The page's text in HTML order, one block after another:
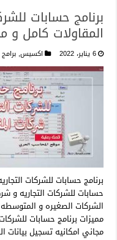
برنامج حسابات
المقاولات كامل و
6 يناير، 2022 اكسيس,
برنامج حسابات للشركات
حسابات للشركات التجاريه و
الشركات الصغيره و
مميزات برنامج حسابات
مجاني امكانيه تسجيل